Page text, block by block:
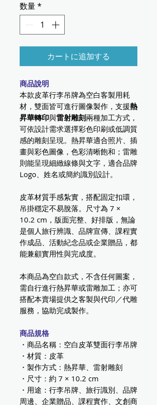
数量*
カートに追加する
商品說明
本款皮革行李吊牌為空白客製用耗
材，雙面皆可進行圖像製作，支援熱
昇華轉印與雷射雕刻兩種加工方式，
可依設計需求選擇彩色印刷或低調質
感的雕刻呈現。熱昇華適合照片、插
畫與彩色圖像，色彩清晰飽和；雷雕
則能呈現細緻線條與文字，適合品牌
Logo、姓名或簡約識別設計。
皮革材質手感紮實，搭配固定扣環，
吊掛穩定不易脫落。尺寸為 7 ×
10.2 cm，版面完整、好排版，無論
是個人旅行辨識、品牌宣傳、課程實
作成品、活動紀念品或企業贈品，都
能兼顧實用性與完成度。
本商品為空白款式，不含任何圖案，
需自行進行熱昇華或雷雕加工；亦可
搭配本賣場提供之客製與代印／代雕
服務，協助完成製作。
商品規格
・商品名稱：空白皮革雙面行李吊牌
・材質：皮革
・製作方式：熱昇華、雷射雕刻
・尺寸：約 7 × 10.2 cm
・用途：行李吊牌、旅行識別、品牌
周邊、企業贈品、課程實作、文創商